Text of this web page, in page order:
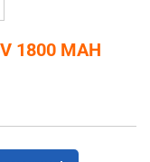
1800 MAH